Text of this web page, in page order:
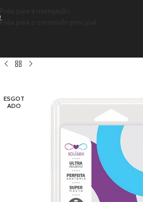
Pular para o conteúdo principal
ESGOT
ADO